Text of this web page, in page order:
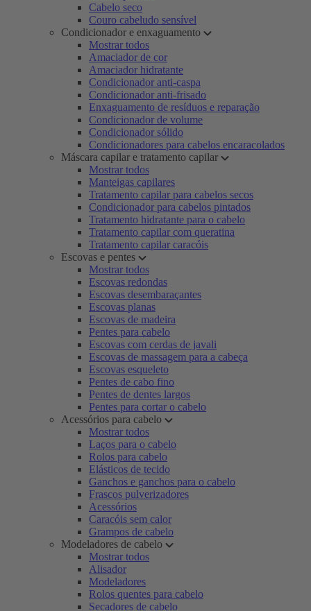
Cabelo seco
Couro cabeludo sensível
Condicionador e enxaguamento
Mostrar todos
Amaciador de cor
Amaciador hidratante
Condicionador anti-caspa
Condicionador anti-frisado
Enxaguamento de resíduos e reparação
Condicionador de volume
Condicionador sólido
Condicionadores para cabelos encaracolados
Máscara capilar e tratamento capilar
Mostrar todos
Manteigas capilares
Tratamento capilar para cabelos secos
Condicionador para cabelos pintados
Tratamento hidratante para o cabelo
Tratamento capilar com queratina
Tratamento capilar caracóis
Escovas e pentes
Mostrar todos
Escovas redondas
Escovas desembaraçantes
Escovas planas
Escovas de madeira
Pentes para cabelo
Escovas com cerdas de javali
Escovas de massagem para a cabeça
Escovas esqueleto
Pentes de cabo fino
Pentes de dentes largos
Pentes para cortar o cabelo
Acessórios para cabelo
Mostrar todos
Laços para o cabelo
Rolos para cabelo
Elásticos de tecido
Ganchos e ganchos para o cabelo
Frascos pulverizadores
Acessórios
Caracóis sem calor
Grampos de cabelo
Modeladores de cabelo
Mostrar todos
Alisador
Modeladores
Rolos quentes para cabelo
Secadores de cabelo